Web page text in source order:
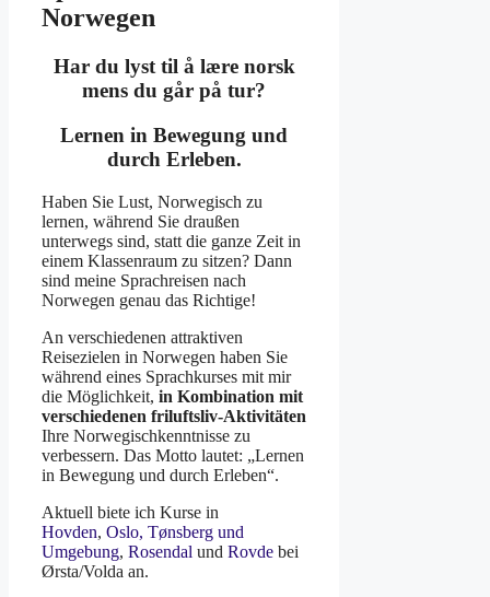
Norwegen
Har du lyst til å lære norsk
mens du går på tur?
Lernen in Bewegung und
durch Erleben.
Haben Sie Lust, Norwegisch zu
lernen, während Sie draußen
unterwegs sind, statt die ganze Zeit in
einem Klassenraum zu sitzen? Dann
sind meine Sprachreisen nach
Norwegen genau das Richtige!
An verschiedenen attraktiven
Reisezielen in Norwegen haben Sie
während eines Sprachkurses mit mir
die Möglichkeit, in Kombination mit
verschiedenen friluftsliv-Aktivitäten
Ihre Norwegischkenntnisse zu
verbessern. Das Motto lautet: „Lernen
in Bewegung und durch Erleben“.
Aktuell biete ich Kurse in
Hovden, Oslo, Tønsberg und
Umgebung, Rosendal und Rovde bei
Ørsta/Volda an.